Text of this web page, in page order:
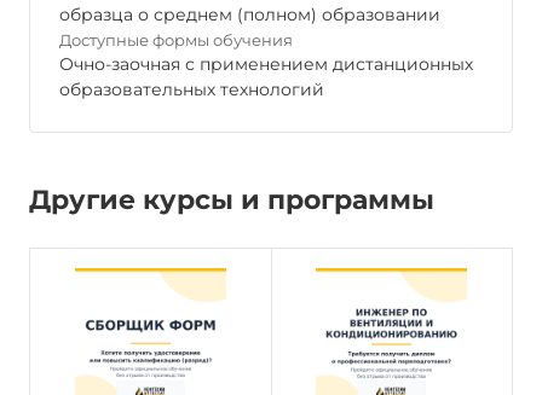
образца о среднем (полном) образовании
Доступные формы обучения
Очно-заочная с применением дистанционных
образовательных технологий
Другие курсы и программы